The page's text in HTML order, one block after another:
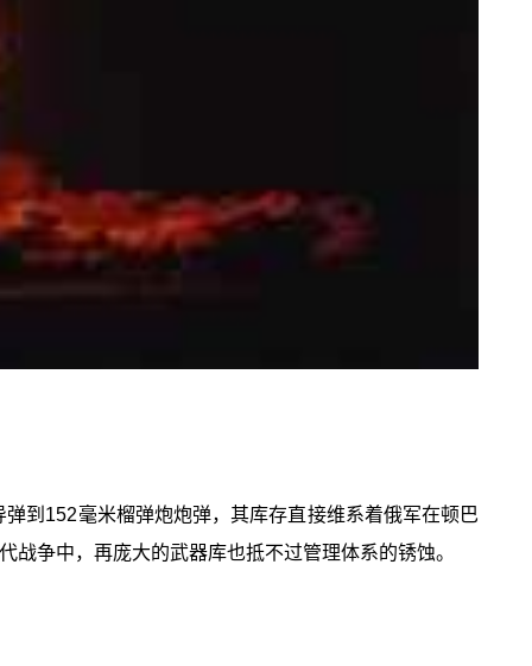
到152毫米榴弹炮炮弹，其库存直接维系着俄军在顿巴
争中，再庞大的武器库也抵不过管理体系的锈蚀。